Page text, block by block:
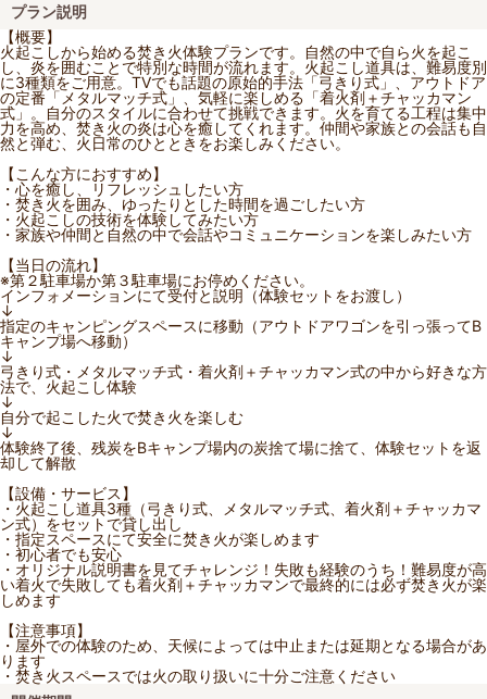
プラン説明
【概要】
火起こしから始める焚き火体験プランです。自然の中で自ら火を起こ
し、炎を囲むことで特別な時間が流れます。火起こし道具は、難易度別
に3種類をご用意。TVでも話題の原始的手法「弓きり式」、アウトドア
の定番「メタルマッチ式」、気軽に楽しめる「着火剤＋チャッカマン
式」。自分のスタイルに合わせて挑戦できます。火を育てる工程は集中
力を高め、焚き火の炎は心を癒してくれます。仲間や家族との会話も自
然と弾む、火日常のひとときをお楽しみください。
【こんな方におすすめ】
・心を癒し、リフレッシュしたい方
・焚き火を囲み、ゆったりとした時間を過ごしたい方
・火起こしの技術を体験してみたい方
・家族や仲間と自然の中で会話やコミュニケーションを楽しみたい方
【当日の流れ】
※第２駐車場か第３駐車場にお停めください。
インフォメーションにて受付と説明（体験セットをお渡し）
↓
指定のキャンピングスペースに移動（アウトドアワゴンを引っ張ってB
キャンプ場へ移動）
↓
弓きり式・メタルマッチ式・着火剤＋チャッカマン式の中から好きな方
法で、火起こし体験
↓
自分で起こした火で焚き火を楽しむ
↓
体験終了後、残炭をBキャンプ場内の炭捨て場に捨て、体験セットを返
却して解散
【設備・サービス】
・火起こし道具3種（弓きり式、メタルマッチ式、着火剤＋チャッカマ
ン式）をセットで貸し出し
・指定スペースにて安全に焚き火が楽しめます
・初心者でも安心
・オリジナル説明書を見てチャレンジ！失敗も経験のうち！難易度が高
い着火で失敗しても着火剤＋チャッカマンで最終的には必ず焚き火が楽
しめます
【注意事項】
・屋外での体験のため、天候によっては中止または延期となる場合があ
ります
・焚き火スペースでは火の取り扱いに十分ご注意ください